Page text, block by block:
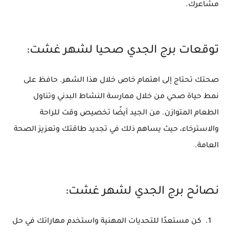
مشاعرك.
توقعات برج الجدي صحيا لشهر غشت:
صحتك تحتاج إلى اهتمام خاص خلال هذا الشهر. حافظ على
نمط حياة صحي من خلال ممارسة النشاط البدني وتناول
الطعام المتوازن. من الجيد أيضًا تخصيص وقت للراحة
والاسترخاء، حيث يساهم ذلك في تجديد طاقتك وتعزيز الصحة
العامة.
نصائح برج الجدي لشهر غشت:
كن مستعدًا للتحديات المهنية واستخدم مهاراتك في حل